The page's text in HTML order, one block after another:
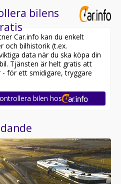
LED-strålkastare inkl
bromsljus,
uppvärmd, Svarta lister
Inner samt ytterspeglar
baklucka, 20” AMG
Antisladd, Larm, mm.
000 SEK! FINANS KAN
DIN BIL I INBYTE!
ETT AV SVERIGES
TONING/FOLIERING !
ER FINA BIL !
bilens
Car.info kan du enkelt
och bilhistorik (t.ex.
data när du ska köpa din
Tjänsten är helt gratis att
för ett smidigare, tryggare
bilen hos